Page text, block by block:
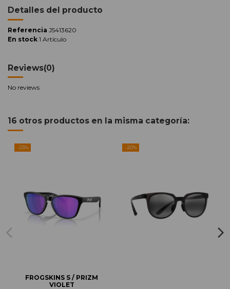
Detalles del producto
Referencia J5413620
En stock 1 Artículo
Reviews(0)
No reviews
16 otros productos en la misma categoría:
-25%
FROGSKINS S / PRIZM
VIOLET
-20%